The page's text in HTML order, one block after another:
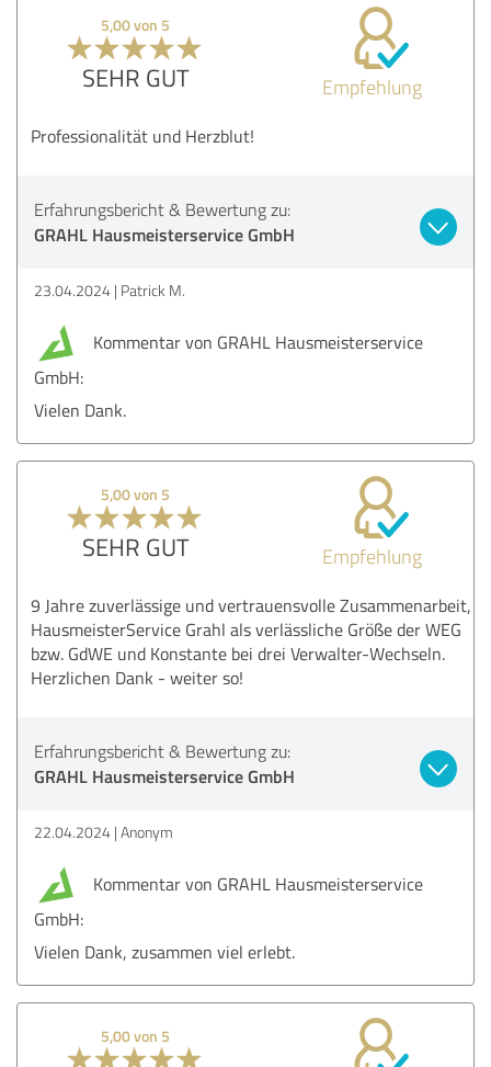
5,00 von 5
SEHR GUT Empfehlung
Professionalität und Herzblut!
Erfahrungsbericht & Bewertung zu:
GRAHL Hausmeisterservice GmbH
23.04.2024 Patrick M.
Kommentar von GRAHL Hausmeisterservice
GmbH:
Vielen Dank.
5,00 von 5
SEHR GUT Empfehlung
9 Jahre zuverlässige und vertrauensvolle Zusammenarbeit,
HausmeisterService Grahl als verlässliche Größe der WEG
bzw. GdWE und Konstante bei drei Verwalter-Wechseln.
Herzlichen Dank - weiter so!
Erfahrungsbericht & Bewertung zu:
GRAHL Hausmeisterservice GmbH
22.04.2024 Anonym
Kommentar von GRAHL Hausmeisterservice
GmbH:
Vielen Dank, zusammen viel erlebt.
5,00 von 5